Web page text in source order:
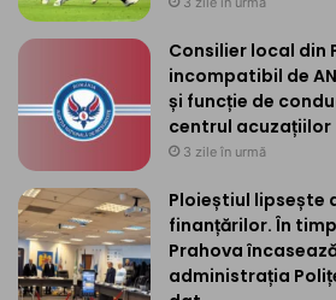
Consilier local din
incompatibil de
și funcție de
centrul acuzațiilor
3 zile în urmă
Ploieștiul lipsește
finanțărilor. În
Prahova
administrația